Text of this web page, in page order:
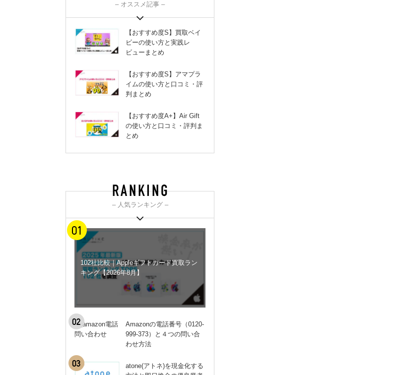
– オススメ記事 –
【おすすめ度S】買取ベイ
ビーの使い方と実践レ
ビューまとめ
【おすすめ度S】アマプラ
イムの使い方と口コミ・評
判まとめ
【おすすめ度A+】Air Gift
の使い方と口コミ・評判ま
とめ
– 人気ランキング –
102社比較｜Appleギフトカード買取ラン
キング【2026年8月】
Amazonの電話番号（0120-
999-373）と４つの問い合
わせ方法
atone(アトネ)を現金化する